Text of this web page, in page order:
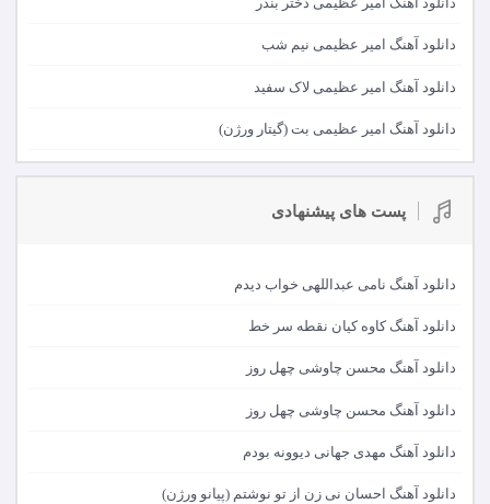
دانلود آهنگ امیر عظیمی نیم شب
دانلود آهنگ امیر عظیمی لاک سفید
دانلود آهنگ امیر عظیمی بت (گیتار ورژن)
پست های پیشنهادی
دانلود آهنگ نامی عبداللهی خواب دیدم
دانلود آهنگ کاوه کیان نقطه سر خط
دانلود آهنگ محسن چاوشی چهل روز
دانلود آهنگ محسن چاوشی چهل روز
دانلود آهنگ مهدی جهانی دیوونه بودم
دانلود آهنگ احسان نی زن از تو نوشتم (پیانو ورژن)